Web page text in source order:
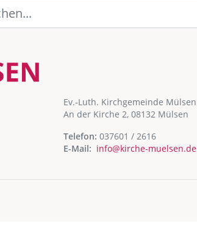
Ev.-Luth. Kirchgemeinde Mülsen
An der Kirche 2, 08132 Mülsen
Telefon: 037601 / 2616
E-Mail: info@kirche-muelsen.de